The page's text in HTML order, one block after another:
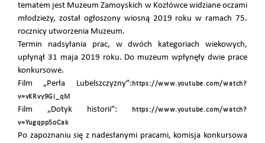
tematem jest Muzeum Zamoyskich w Kozłówce widziane oczami
młodzieży, został ogłoszony wiosną 2019 roku w ramach 75.
rocznicy utworzenia Muzeum.
Termin nadsyłania prac, w dwóch kategoriach wiekowych,
upłynął 31 maja 2019 roku. Do muzeum wpłynęły dwie prace
konkursowe.
Film „Perła Lubelszczyzny”: https://www.youtube.com/watch?
v=vKRvy9Gi_qM
Film „Dotyk historii”:
https://www.youtube.com/watch?
v=Yugqpp5oCak
Po zapoznaniu się z nadesłanymi pracami, komisja konkursowa